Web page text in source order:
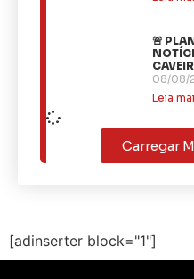
🚨
08/08/
Leia
Carregar
[adinserter block="1"]